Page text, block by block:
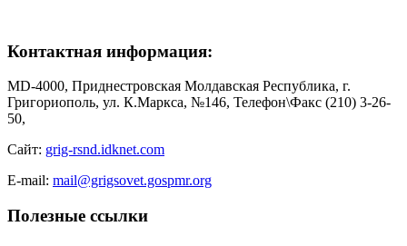
Контактная информация:
MD-4000, Приднестровская Молдавская Республика, г.
Григориополь, ул. К.Маркса, №146, Телефон\Факс (210) 3-26-
50,
Сайт: grig-rsnd.idknet.com
E-mail: mail@grigsovet.gospmr.org
Полезные ссылки